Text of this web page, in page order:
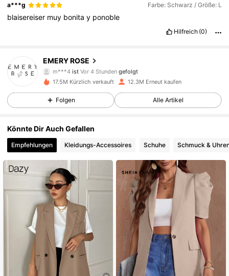
a***g Farbe: Schwarz / Größe: L
blaisereiser muy bonitay ponoble
Hilfreich (0)
EMERY ROSE
m***4 ist Vor 4 Stunden
gefolgt
ist am Durchsuchen
4,80
1.8M Follower
4,80
4,80 1.8M Follower
4,80 1.8M Follower
4,80 1.8M Follower
17.5M Kürzlich verkauft 12.3M Erneut kaufen
Folgen Alle Artikel
Könnte Dir Auch Gefallen
Empfehlungen Kleidungs-Accessoires Schuhe Schmuck &